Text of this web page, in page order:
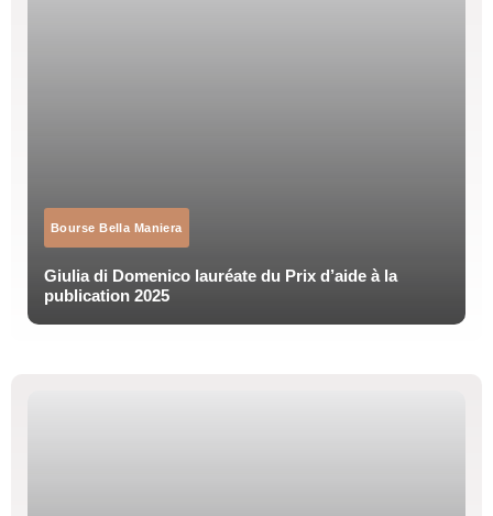
Bourse Bella Maniera
Giulia di Domenico lauréate du Prix d’aide à la
publication 2025